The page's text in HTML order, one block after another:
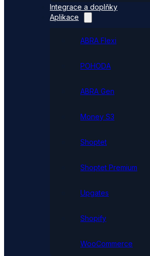
Integrace a doplňky
Aplikace
ABRA Flexi
POHODA
ABRA Gen
Money S3
Shoptet
Shoptet Premium
Upgates
Shopify
WooCommerce